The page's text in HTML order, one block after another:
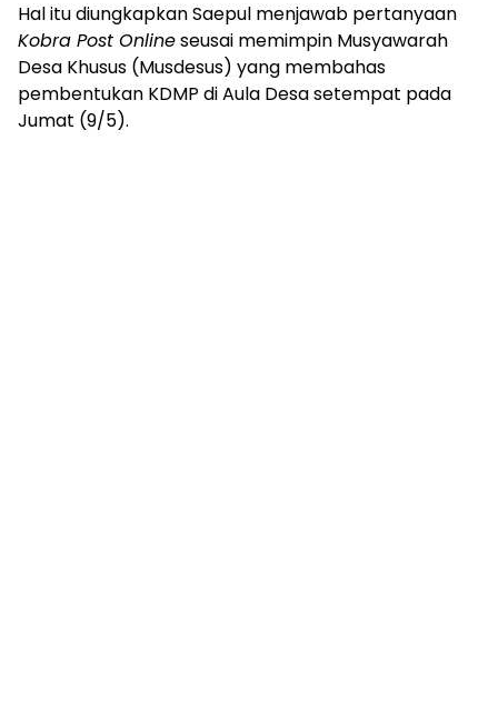
Hal itu diungkapkan Saepul menjawab pertanyaan
Kobra Post Onlineseusai memimpin Musyawarah
Desa Khusus (Musdesus) yang membahas
pembentukan KDMP di Aula Desa setempat pada
Jumat (9/5).